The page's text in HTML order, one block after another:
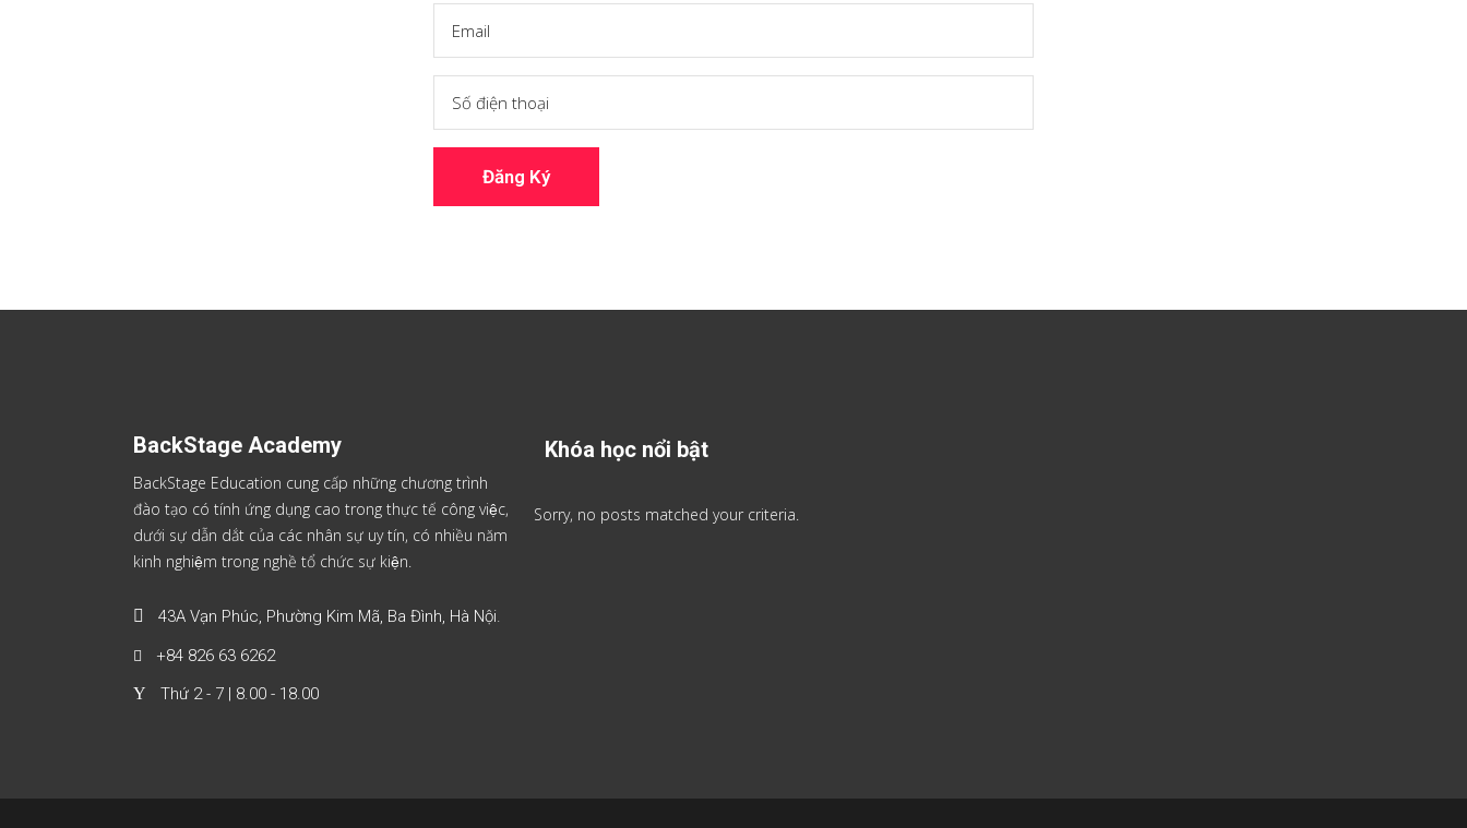
BackStage Academy
BackStage Education cung cấp những chương trình
đào tạo có tính ứng dụng cao trong thực tế công việc,
dưới sự dẫn dắt của các nhân sự uy tín, có nhiều năm
kinh nghiệm trong nghề tổ chức sự kiện.
43A Vạn Phúc, Phường Kim Mã, Ba Đình, Hà Nội.
+84 826 63 6262
Thứ 2 - 7 | 8.00 - 18.00
Khóa học nổi bật
Sorry, no posts matched your criteria.